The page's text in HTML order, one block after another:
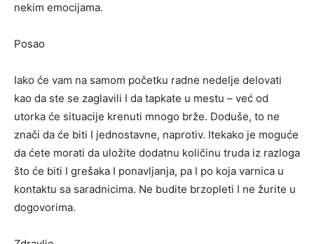
nekim emocijama.
Posao
Iako će vam na samom početku radne nedelje delovati
kao da ste se zaglavili I da tapkate u mestu – već od
utorka će situacije krenuti mnogo brže. Doduše, to ne
znači da će biti I jednostavne, naprotiv. Itekako je moguće
da ćete morati da uložite dodatnu količinu truda iz razloga
što će biti I grešaka I ponavljanja, pa I po koja varnica u
kontaktu sa saradnicima. Ne budite brzopleti I ne žurite u
dogovorima.